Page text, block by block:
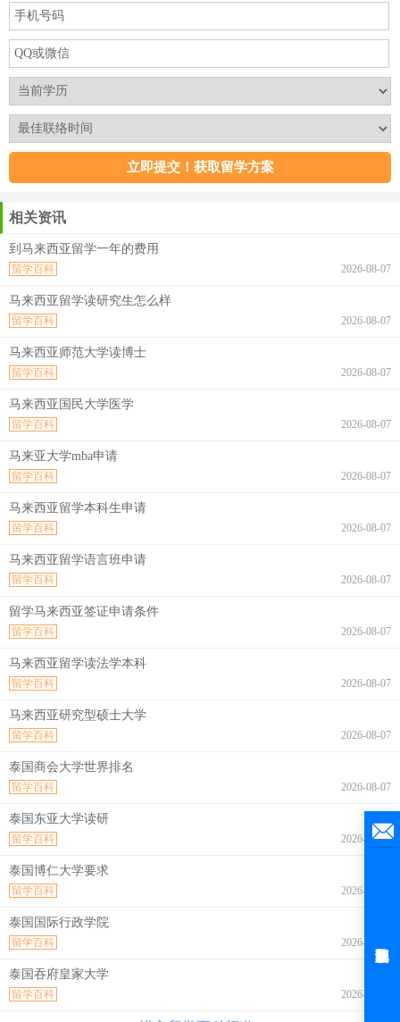
相关资讯
到马来西亚留学一年的费用
2026-08-07
留学百科
马来西亚留学读研究生怎么样
2026-08-07
留学百科
马来西亚师范大学读博士
2026-08-07
留学百科
马来西亚国民大学医学
2026-08-07
留学百科
马来亚大学mba申请
2026-08-07
留学百科
马来西亚留学本科生申请
2026-08-07
留学百科
马来西亚留学语言班申请
2026-08-07
留学百科
留学马来西亚签证申请条件
2026-08-07
留学百科
马来西亚留学读法学本科
2026-08-07
留学百科
马来西亚研究型硕士大学
2026-08-07
留学百科
泰国商会大学世界排名
2026-08-07
留学百科
泰国东亚大学读研
2026-08-07
留学百科
泰国博仁大学要求
2026-08-07
留学百科
泰国国际行政学院
2026-08-07
留学百科
泰国吞府皇家大学
2026-08-07
留学百科